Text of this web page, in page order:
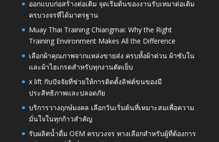
ออกแบบก่อสร้างต่อเติม จุดเริ่มต้นของงานรับเหมาต่อเติม
ครบวงจรที่ได้มาตรฐาน
Muay Thai Training Chiangmai: Why the Right
Training Environment Makes All the Difference
เลือกผ้าคุณภาพจากแหล่งขายส่ง ครบทั้งผ้าต่วน ผ้าซับใน
และผ้าไฮเกรดสำหรับทุกงานตัดเย็บ
x lift กับปัจจัยที่ช่วยให้การติดตั้งลิฟต์ขนของมี
ประสิทธิภาพและปลอดภัย
บริการวางฤกษ์มงคล เลือกวันเริ่มต้นที่เหมาะสมเพื่อความ
มั่นใจในทุกก้าวสำคัญ
รับผลิตน้ำดื่ม OEM ครบวงจร ทางเลือกสำหรับผู้ที่ต้องการ